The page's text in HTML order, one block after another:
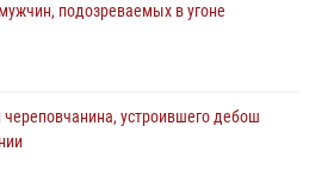
подозреваемых в угоне
устроившего дебош